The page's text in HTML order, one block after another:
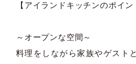
【アイランドキッチンのポイン
～オープンな空間～
料理をしながら家族やゲスト